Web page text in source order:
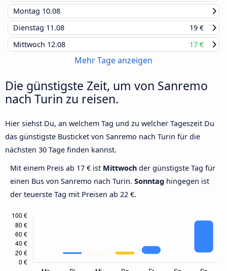
Montag 10.08
Dienstag 11.08
19 €
Mittwoch 12.08 17 €
Mehr Tage anzeigen
Die günstigste Zeit, um von Sanremo
nach Turin zu reisen.
Hier siehst Du, an welchem Tag und zu welcher Tageszeit Du
das günstigste Busticket von Sanremo nach Turin für die
nächsten 30 Tage finden kannst.
Mit einem Preis ab 17 € ist Mittwoch der günstigste Tag für
einen Bus von Sanremo nach Turin. Sonntag hingegen ist
der teuerste Tag mit Preisen ab 22 €.